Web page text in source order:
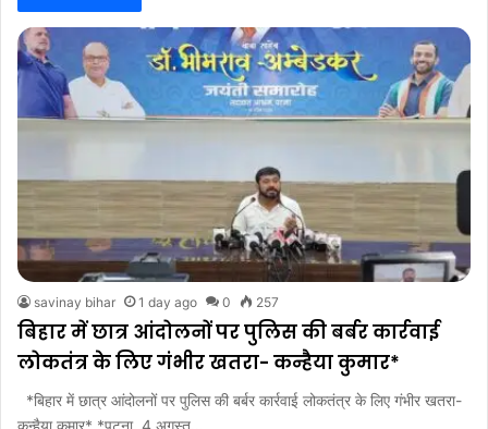
savinay bihar 1 day ago 0 257
बिहार में छात्र आंदोलनों पर पुलिस की बर्बर कार्रवाई
लोकतंत्र के लिए गंभीर खतरा- कन्हैया कुमार*
*बिहार में छात्र आंदोलनों पर पुलिस की बर्बर कार्रवाई लोकतंत्र के लिए गंभीर खतरा-